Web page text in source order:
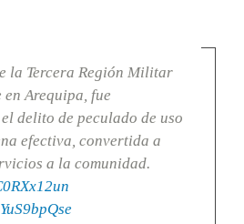
la Tercera Región Militar
en Arequipa, fue
delito de peculado de uso
efectiva, convertida a
a la comunidad.